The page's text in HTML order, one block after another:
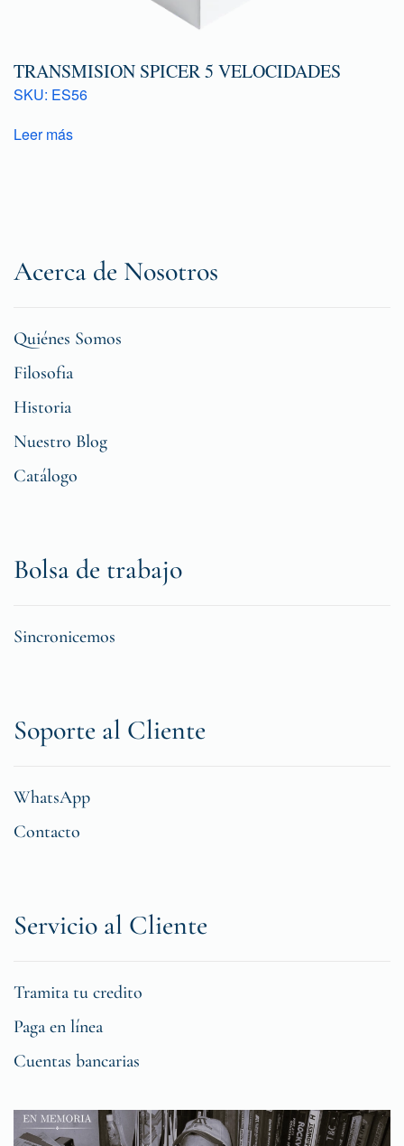
TRANSMISION SPICER 5 VELOCIDADES
SKU: ES56
Leer más
Acerca de Nosotros
Quiénes Somos
Filosofia
Historia
Nuestro Blog
Catálogo
Bolsa de trabajo
Sincronicemos
Soporte al Cliente
WhatsApp
Contacto
Servicio al Cliente
Tramita tu credito
Paga en línea
Cuentas bancarias